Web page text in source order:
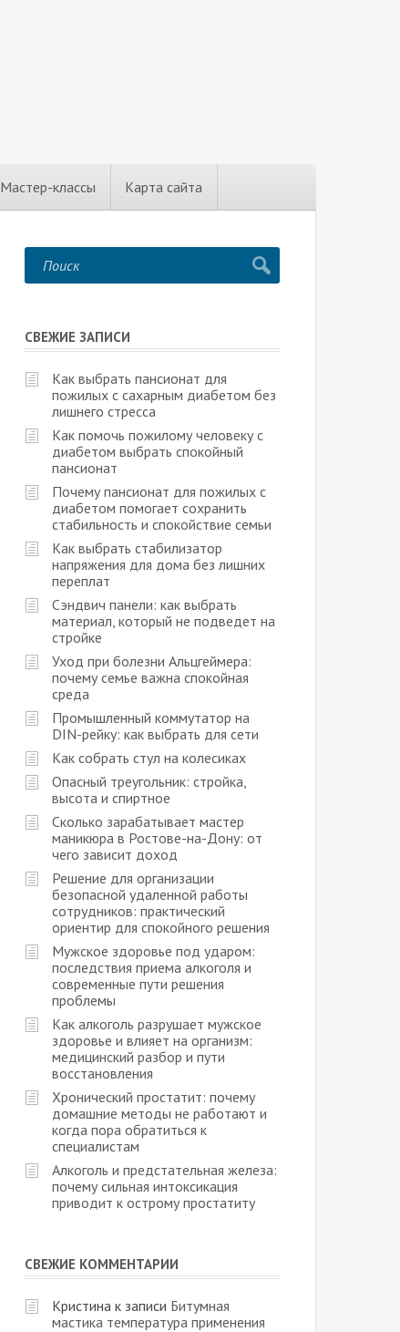
Мастер-классы Карта сайта
СВЕЖИЕ ЗАПИСИ
Как выбрать пансионат для
пожилых с сахарным диабетом без
лишнего стресса
Как помочь пожилому человеку с
диабетом выбрать спокойный
пансионат
Почему пансионат для пожилых с
диабетом помогает сохранить
стабильность и спокойствие семьи
Как выбрать стабилизатор
напряжения для дома без лишних
переплат
Сэндвич панели: как выбрать
материал, который не подведет на
стройке
Уход при болезни Альцгеймера:
почему семье важна спокойная
среда
Промышленный коммутатор на
DIN-рейку: как выбрать для сети
Как собрать стул на колесиках
Опасный треугольник: стройка,
высота и спиртное
Сколько зарабатывает мастер
маникюра в Ростове-на-Дону: от
чего зависит доход
Решение для организации
безопасной удаленной работы
сотрудников: практический
ориентир для спокойного решения
Мужское здоровье под ударом:
последствия приема алкоголя и
современные пути решения
проблемы
Как алкоголь разрушает мужское
здоровье и влияет на организм:
медицинский разбор и пути
восстановления
Хронический простатит: почему
домашние методы не работают и
когда пора обратиться к
специалистам
Алкоголь и предстательная железа:
почему сильная интоксикация
приводит к острому простатиту
СВЕЖИЕ КОММЕНТАРИИ
Кристина к записи Битумная
мастика температура применения